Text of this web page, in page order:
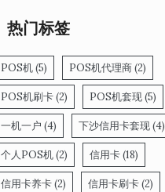
热门标签
POS机(5) POS机代理商(2)
POS机刷卡(2) POS机套现(5)
一机一户 (4) 下沙信用卡套现(4)
个人POS机(2) 信用卡(18)
信用卡养卡(2) 信用卡刷卡(2)